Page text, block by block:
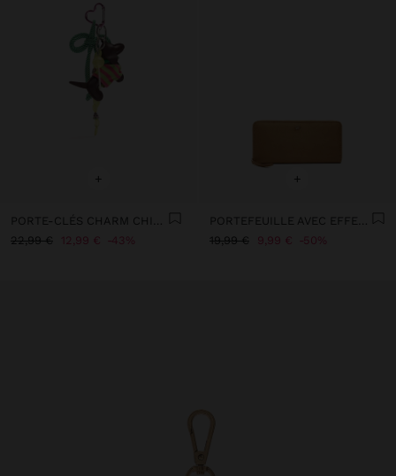
+
PORTE-CLÉS CHARM CHIEN
22,99 €
12,99 € 43%
+
PORTEFEUILLE AVEC EFFET CUIR ET FERMETURE ÉCLAIR
19,99 €
9,99 € 50%